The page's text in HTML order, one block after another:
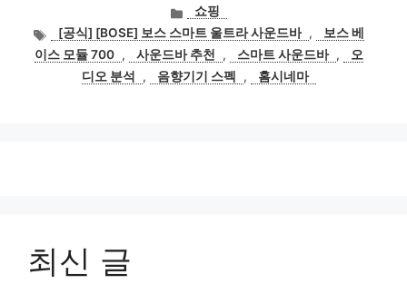
카
테
고
리
쇼핑
태
그
[공식] [BOSE] 보스 스마트 울트라 사운드바 ,
보스 베
이스 모듈 700 , 사운드바 추천 , 스마트 사운드바 ,
오
디오 분석
, 음향기기 스펙 , 홈시네마
최신 글